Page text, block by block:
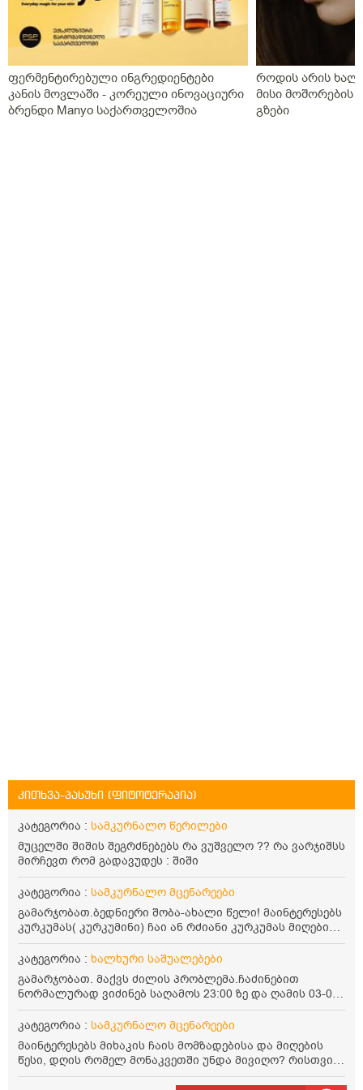
ფერმენტირებული ინგრედიენტები
კანის მოვლაში - კორეული ინოვაციური
ბრენდი Manyo საქართველოშია
როდის არის
მისი მოშორების
გზები
კითხვა-პასუხი (ფიტოტერაპია)
კატეგორია : სამკურნალო წერილები
მუცელში შიშის შეგრძნებებს რა ვუშველო ?? რა ვარჯიშსს
მირჩევთ რომ გადავუდეს : შიში
კატეგორია : სამკურნალო მცენარეები
გამარჯობათ.ბედნიერი შობა-ახალი წელი! მაინტერესებს
კურკუმას( კურკუმინი) ჩაი ან რძიანი კურკუმას მიღების
წესი. მაინტერესებდა და წავიკითხე ასეთი ინფორმაცია:
კურკუმას გააჩნია ანთების საწინააღმდეგო,
დამამშვიდებელი და ანტიოქსიდანტური თვისებები.ის
უნდა მივიღოთო ცხიმთან და შავ პილპილთან ერთად
ეფექტურობის მიზნით. 1) პირველი ვარიანტი არის ჩაი:
როგორ მივიღო კურკუმას ჩაი? უზმოზე,ჭამამდე თუ ჭამის
შემდეგ? თბილი წყალი უნდა დავასხათ თუ მდუღარე?
წავიკითხე რომ კურკუმას თუ დავასხამთ მდუღარე
წყალს, ის დაკარგავსო სასარგებლო თვისებებს, ასევე
წავიკითხე რომ თუ არ ადუღდა კურკუმა წყალში, მაშინ
კატეგორია : ხალხური საშუალებები
გამარჯობათ. მაქვს ძილის პრობლემა.ჩაძინებით
ნორმალურად ვიძინებ საღამოს 23:00 ზე და ღამის 03-00
ან 04:00 საათზე მეღვიძება და მერე ვერ ვიძინებ
ვერაფრით.რამე ხალხური საშუალება თუ არის ამ
პრობლემის მოსაგვარებლად
კატეგორია : სამკურნალო მცენარეები
მაინტერესებს მიხაკის ჩაის მომზადებისა და მიღების
წესი, დღის რომელ მონაკვეთში უნდა მივიღო? რისთვის
არის სასარგებლო და უკუჩვენება თუ აქვს